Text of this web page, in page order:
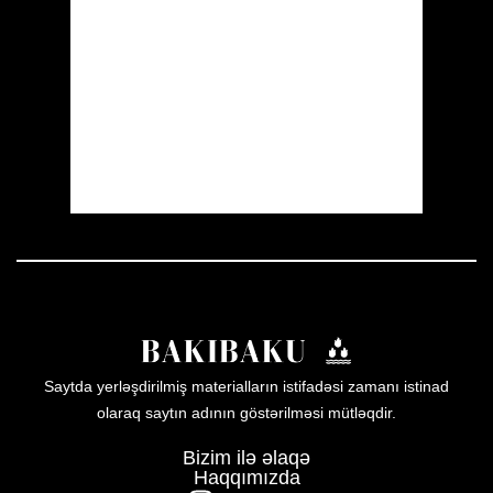
Saytda yerləşdirilmiş materialların istifadəsi zamanı istinad
olaraq saytın adının göstərilməsi mütləqdir.
Bizim ilə əlaqə
Haqqımızda